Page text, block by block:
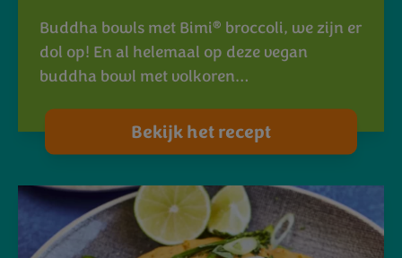
Buddha bowls met Bimi® broccoli, we zijn er
dol op! En al helemaal op deze vegan
buddha bowl met volkoren…
Bekijk het recept